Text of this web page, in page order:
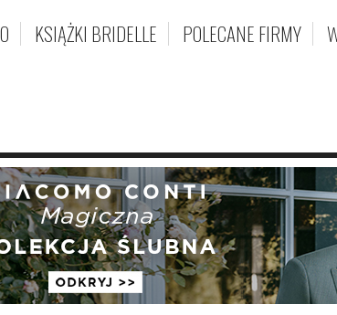
KSIĄŻKI BRIDELLE POLECANE FIRMY